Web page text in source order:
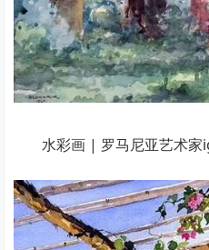
水彩画 | 罗马尼亚艺术